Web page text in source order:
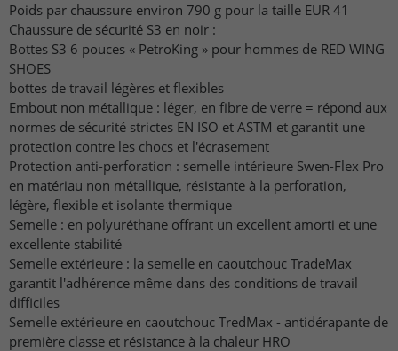
Poids par chaussure environ 790 g pour la taille EUR 41
Chaussure de sécurité S3 en noir :
Bottes S3 6 pouces « PetroKing » pour hommes de RED WING
SHOES
bottes de travail légères et flexibles
Embout non métallique : léger, en fibre de verre = répond aux
normes de sécurité strictes EN ISO et ASTM et garantit une
protection contre les chocs et l'écrasement
Protection anti-perforation : semelle intérieure Swen-Flex Pro
en matériau non métallique, résistante à la perforation,
légère, flexible et isolante thermique
Semelle : en polyuréthane offrant un excellent amorti et une
excellente stabilité
Semelle extérieure : la semelle en caoutchouc TradeMax
garantit l'adhérence même dans des conditions de travail
difficiles
Semelle extérieure en caoutchouc TredMax - antidérapante de
première classe et résistance à la chaleur HRO